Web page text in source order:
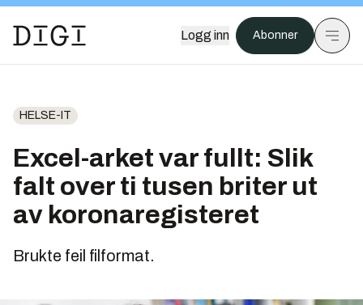
Logg inn Abonner
HELSE-IT
Excel-arket var fullt: Slik
falt over ti tusen briter ut
av koronaregisteret
Brukte feil filformat.